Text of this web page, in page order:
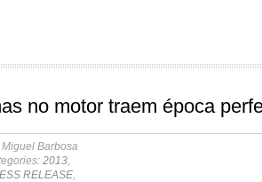
no motor traem época
Miguel Barbosa
2013,
RELEASE,